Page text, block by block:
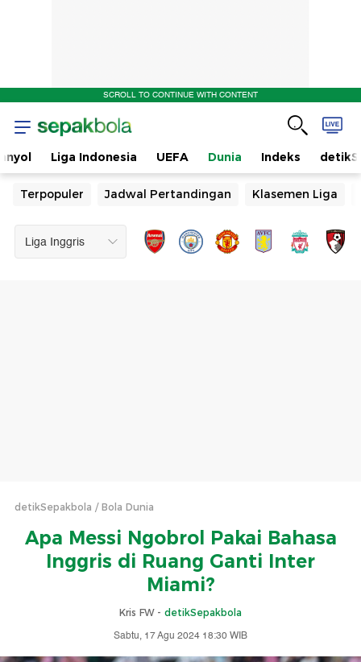
SCROLL TO CONTINUE WITH CONTENT
Liga Indonesia UEFA Dunia Indeks
Terpopuler Jadwal Pertandingan Klasemen Liga
detikSepakbola Bola Dunia
Apa Messi Ngobrol Pakai Bahasa
Inggris di Ruang Ganti Inter
Miami?
Kris FW - detikSepakbola
Sabtu, 17 Agu 2024 18:30 WIB